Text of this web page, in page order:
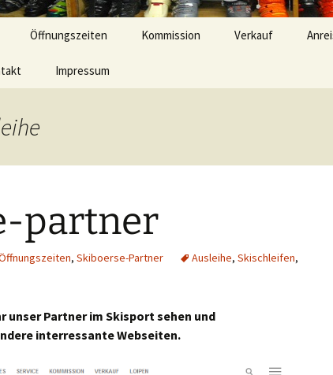
Öffnungszeiten Kommission Verkauf
Impressum
partner
, Skiboerse-Partner Ausleihe, Skischleifen,
unser Partner im Skisport sehen und
interressante Webseiten.